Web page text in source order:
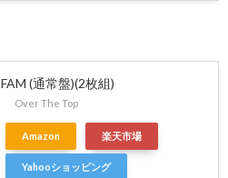
FAM (通常盤)(2枚組)
Over The Top
Amazon 楽天市場
Yahooショッピング